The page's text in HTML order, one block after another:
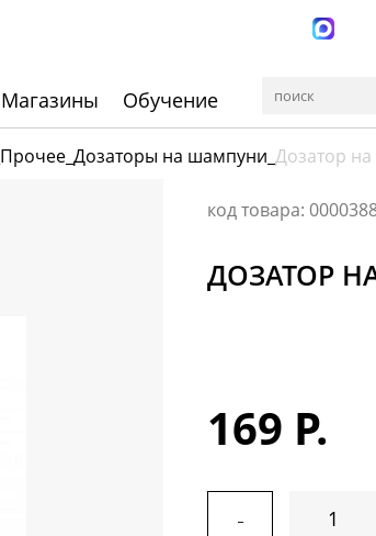
Магазины Обучение
Прочее Дозаторы на шампуни Дозатор
код товара:
ДОЗАТОР НА
169 Р.
-